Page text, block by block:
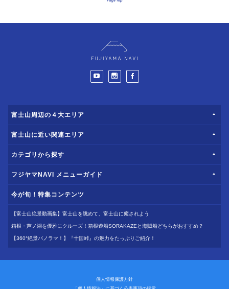
富士山周辺の４大エリア
富士山に近い関連エリア
カテゴリから探す
フジヤマNAVI メニューガイド
今が旬！特集コンテンツ
【富士山絶景動画集】富士山を眺めて、富士山に癒されよう
箱根・芦ノ湖を優雅にクルーズ！箱根遊船SORAKAZEと海賊船どちらがおすすめ？
【360°絶景パノラマ！】『十国峠』の魅力をたっぷりご紹介！
個人情報保護方針